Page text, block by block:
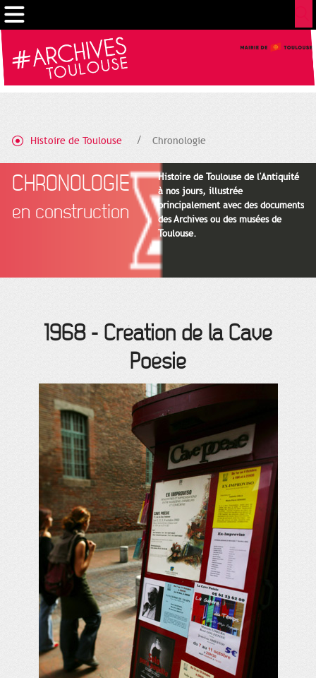
Histoire de Toulouse Chronologie
CHRONOLOGIE
en construction
Histoire de Toulouse de l'Antiquité
à nos jours, illustrée
principalement avec des documents
des Archives ou des musées de
Toulouse.
1968- Création de la Cave
Poésie
Cookies management panel